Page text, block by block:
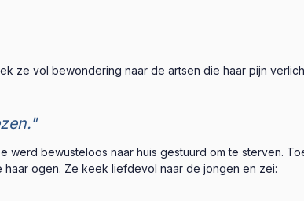
ze vol bewondering naar de artsen die haar pijn
bewusteloos naar huis gestuurd om te sterven.
ogen. Ze keek liefdevol naar de jongen en zei: